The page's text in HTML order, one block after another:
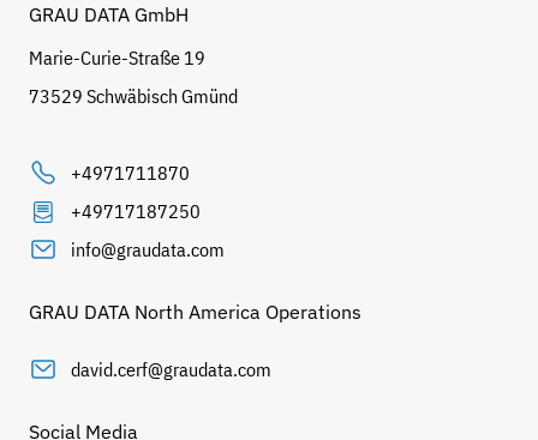
GRAU DATA GmbH
Marie-Curie-Straße 19
73529 Schwäbisch Gmünd
+4971711870
+49717187250
info@graudata.com
GRAU DATA North America Operations
david.cerf@graudata.com
Social Media